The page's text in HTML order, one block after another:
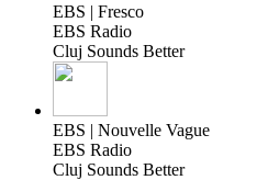
EBS | Fresco
EBS Radio
Cluj Sounds Better
EBS | Nouvelle Vague
EBS Radio
Cluj Sounds Better